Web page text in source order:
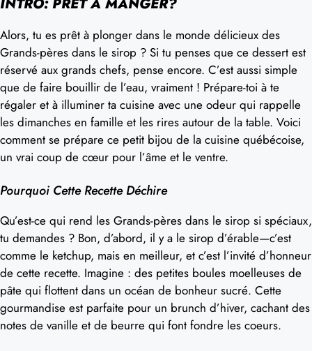
Alors, tu es prêt à plonger dans le monde délicieux des
Grands-pères dans le sirop ? Si tu penses que ce dessert est
réservé aux grands chefs, pense encore. C’est aussi simple
que de faire bouillir de l’eau, vraiment ! Prépare-toi à te
régaler et à illuminer ta cuisine avec une odeur qui rappelle
les dimanches en famille et les rires autour de la table. Voici
comment se prépare ce petit bijou de la cuisine québécoise,
un vrai coup de cœur pour l’âme et le ventre.
Pourquoi Cette Recette Déchire
Qu’est-ce qui rend les Grands-pères dans le sirop si spéciaux,
tu demandes ? Bon, d’abord, il y a le sirop d’érable—c’est
comme le ketchup, mais en meilleur, et c’est l’invité d’honneur
de cette recette. Imagine : des petites boules moelleuses de
pâte qui flottent dans un océan de bonheur sucré. Cette
gourmandise est parfaite pour un brunch d’hiver, cachant des
notes de vanille et de beurre qui font fondre les coeurs.